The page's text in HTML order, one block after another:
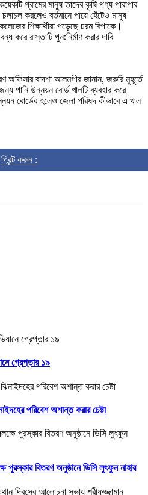
গ্রামের মানুষ তাদের কৃষি পণ্য পারাপার
করলেও বর্তমানে পায়ে হেঁটেও মানুষ
শিক্ষার্থীরা পড়েছে চরম বিপাকে।
করে রাস্তাটি পুনঃনির্মাণ করার দাবি
অফিসার বাদশা আলমগীর জানান, জরুরি মুহূর্তে
পানি উন্নয়ন বোর্ড খালটি ব্যবহার করে
বোর্ডের হলেও জেলা পরিষদ কীভাবে এ খাল
প্রিন্ট করুন :
গ্রেপ্তার ১৯
পরিবেশ অশান্ত করার চেষ্টা
পুরস্কার বিতরণ অনুষ্ঠানে ডিসি লুৎফুন নাহার